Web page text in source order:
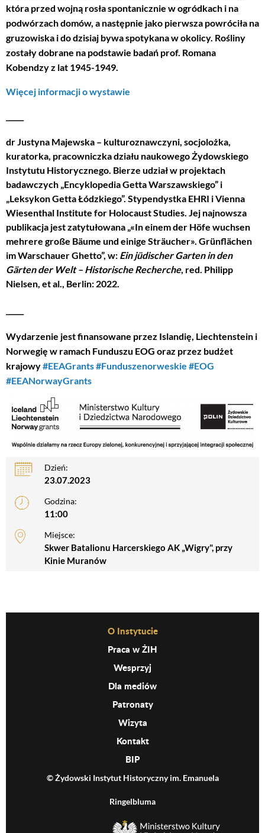
która przed wojną rosła spontanicznie w ogródkach i na
podwórzach domów, a następnie jako pierwsza powróciła na
gruzowiska i do dzisiaj bywa spotykana w okolicy. Rośliny
zostały dobrane na podstawie badań prof. Romana
Kobendzy z lat 1945-1949.
Więcej informacji o wystawie
dr Justyna Majewska – kulturoznawczyni, socjolożka,
kuratorka, pracowniczka działu naukowego Żydowskiego
Instytutu Historycznego. Bierze udział w projektach
badawczych „Encyklopedia Getta Warszawskiego” i
„Leksykon Getta Łódzkiego”. Stypendystka EHRI i Vienna
Wiesenthal Institute for Holocaust Studies. Jej najnowsza
publikacja jest zatytułowana „«In einem der Höfe wuchsen
mehrere große Bäume und einige Sträucher». Grünflächen
im Warschauer Ghetto”, w: Ein jüdischer Garten in den
Gärten der Welt – Historische Recherche, red. Philipp
Nielsen, et al., Berlin: 2022.
Wydarzenie jest finansowane przez Islandię, Liechtenstein i
Norwegię w ramach Funduszu EOG oraz przez budżet
krajowy#EEAGrants#Funduszenorweskie #EOG
#EEANorwayGrants
Dzień:
23.07.2023
Godzina:
11:00
Miejsce:
Skwer Batalionu Harcerskiego AK „Wigry", przy
Kinie Muranów
Before Footer MenuO Instytucie
Praca w ŻIH
Wesprzyj
Dla mediów
Patronaty
Wizyta
Kontakt
BIP
© Żydowski Instytut Historyczny im. Emanuela
Ringelbluma